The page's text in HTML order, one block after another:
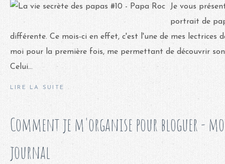
Je vous
portrait de
différente. Ce mois-ci en effet, c'est l'une de mes lectrices
moi pour la première fois, me permettant de découvrir
Celui...
LIRE LA SUITE
Comment je m'organise pour bloguer -
journal